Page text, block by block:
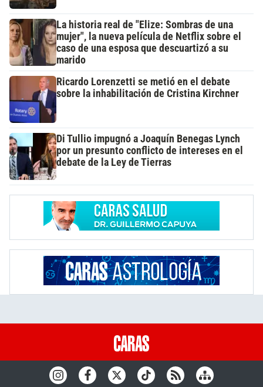
La historia real de "Elize: Sombras de una
mujer", la nueva película de Netflix sobre el
caso de una esposa que descuartizó a su
marido
Ricardo Lorenzetti se metió en el debate
sobre la inhabilitación de Cristina Kirchner
Di Tullio impugnó a Joaquín Benegas Lynch
por un presunto conflicto de intereses en el
debate de la Ley de Tierras